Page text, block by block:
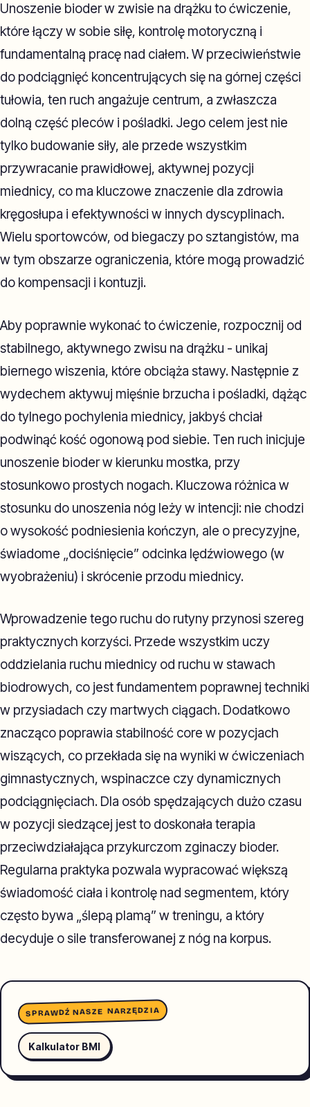
Unoszenie bioder w zwisie na drążku to ćwiczenie,
które łączy w sobie siłę, kontrolę motoryczną i
fundamentalną pracę nad ciałem. W przeciwieństwie
do podciągnięć koncentrujących się na górnej części
tułowia, ten ruch angażuje centrum, a zwłaszcza
dolną część pleców i pośladki. Jego celem jest nie
tylko budowanie siły, ale przede wszystkim
przywracanie prawidłowej, aktywnej pozycji
miednicy, co ma kluczowe znaczenie dla zdrowia
kręgosłupa i efektywności w innych dyscyplinach.
Wielu sportowców, od biegaczy po sztangistów, ma
w tym obszarze ograniczenia, które mogą prowadzić
do kompensacji i kontuzji.
Aby poprawnie wykonać to ćwiczenie, rozpocznij od
stabilnego, aktywnego zwisu na drążku - unikaj
biernego wiszenia, które obciąża stawy. Następnie z
wydechem aktywuj mięśnie brzucha i pośladki, dążąc
do tylnego pochylenia miednicy, jakbyś chciał
podwinąć kość ogonową pod siebie. Ten ruch inicjuje
unoszenie bioder w kierunku mostka, przy
stosunkowo prostych nogach. Kluczowa różnica w
stosunku do unoszenia nóg leży w intencji: nie chodzi
o wysokość podniesienia kończyn, ale o precyzyjne,
świadome „dociśnięcie” odcinka lędźwiowego (w
wyobrażeniu) i skrócenie przodu miednicy.
Wprowadzenie tego ruchu do rutyny przynosi szereg
praktycznych korzyści. Przede wszystkim uczy
oddzielania ruchu miednicy od ruchu w stawach
biodrowych, co jest fundamentem poprawnej techniki
w przysiadach czy martwych ciągach. Dodatkowo
znacząco poprawia stabilność core w pozycjach
wiszących, co przekłada się na wyniki w ćwiczeniach
gimnastycznych, wspinaczce czy dynamicznych
podciągnięciach. Dla osób spędzających dużo czasu
w pozycji siedzącej jest to doskonała terapia
przeciwdziałająca przykurczom zginaczy bioder.
Regularna praktyka pozwala wypracować większą
świadomość ciała i kontrolę nad segmentem, który
często bywa „ślepą plamą” w treningu, a który
decyduje o sile transferowanej z nóg na korpus.
SPRAWDŹ NASZE NARZĘDZIA
Kalkulator BMI